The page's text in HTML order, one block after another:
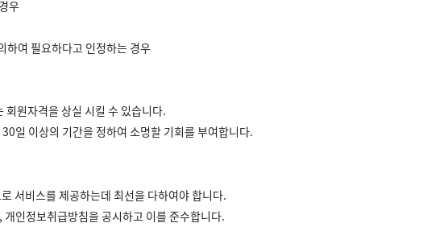
우
하여 필요하다고 인정하는 경우
회원자격을 상실 시킬 수 있습니다.
일 이상의 기간을 정하여 소명할 기회를 부여합니다.
서비스를 제공하는데 최선을 다하여야 합니다.
인정보취급방침을 공시하고 이를 준수합니다.